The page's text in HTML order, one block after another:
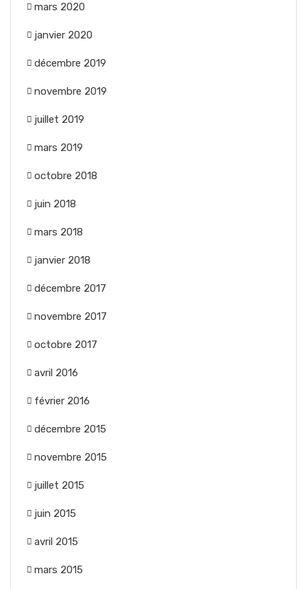
mars 2020
janvier 2020
décembre 2019
novembre 2019
juillet 2019
mars 2019
octobre 2018
juin 2018
mars 2018
janvier 2018
décembre 2017
novembre 2017
octobre 2017
avril 2016
février 2016
décembre 2015
novembre 2015
juillet 2015
juin 2015
avril 2015
mars 2015